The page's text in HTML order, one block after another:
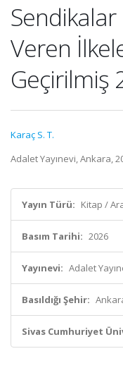
Veren
Geçirilmiş
Karaç S. T.
Adalet Yayınevi, Ankara,
Yayın Türü: Kitap /
Basım Tarihi: 2026
Yayınevi: Adalet
Basıldığı Şehir:
Sivas Cumhuriyet